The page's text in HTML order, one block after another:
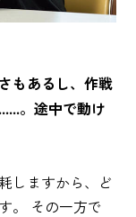
もあるし、作戦
。途中で動け
しますから、ど
。 その一方で